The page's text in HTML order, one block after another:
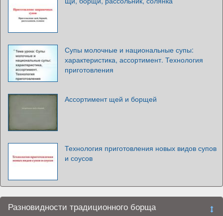
Супы молочные и национальные супы:
характеристика, ассортимент. Технология
приготовления
Ассортимент щей и борщей
Технология приготовления новых видов супов
и соусов
Разновидности традиционного борща